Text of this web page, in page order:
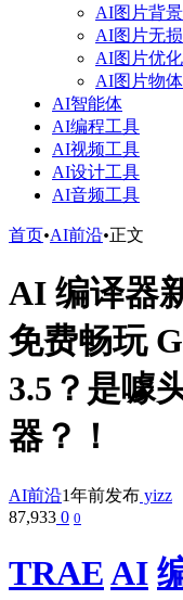
AI图片背
AI图片无
AI图片优
AI图片物
AI智能体
AI编程工具
AI视频工具
AI设计工具
AI音频工具
首页•AI前沿•正文
AI 编译器
免费畅玩
3.5？是噱
器？！
AI前沿1年前发布 yizz
87,933 0 0
TRAEAI